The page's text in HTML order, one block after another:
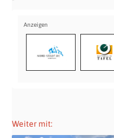
Weiter mit: